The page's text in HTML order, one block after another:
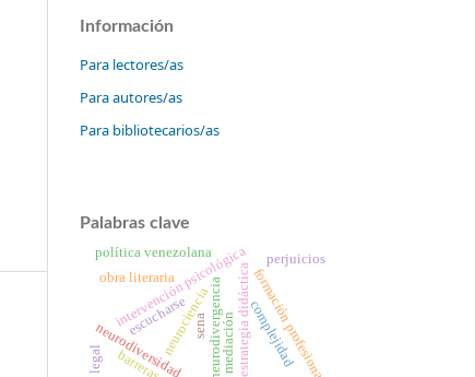
Información
Para lectores/as
Para autores/as
Para bibliotecarios/as
Palabras clave
intervención psicológica
política venezolana
neurodivergencia
neurodiversidadneurocienciamediaciónestrategia didáctica
obra literaria
complejidad
formación profesiona
sena
barreras
escucharse
perjuicios